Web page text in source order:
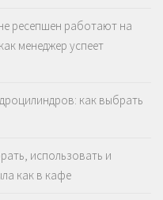
ресепшен работают на
менеджер успеет
как выбрать
использовать и
как в кафе